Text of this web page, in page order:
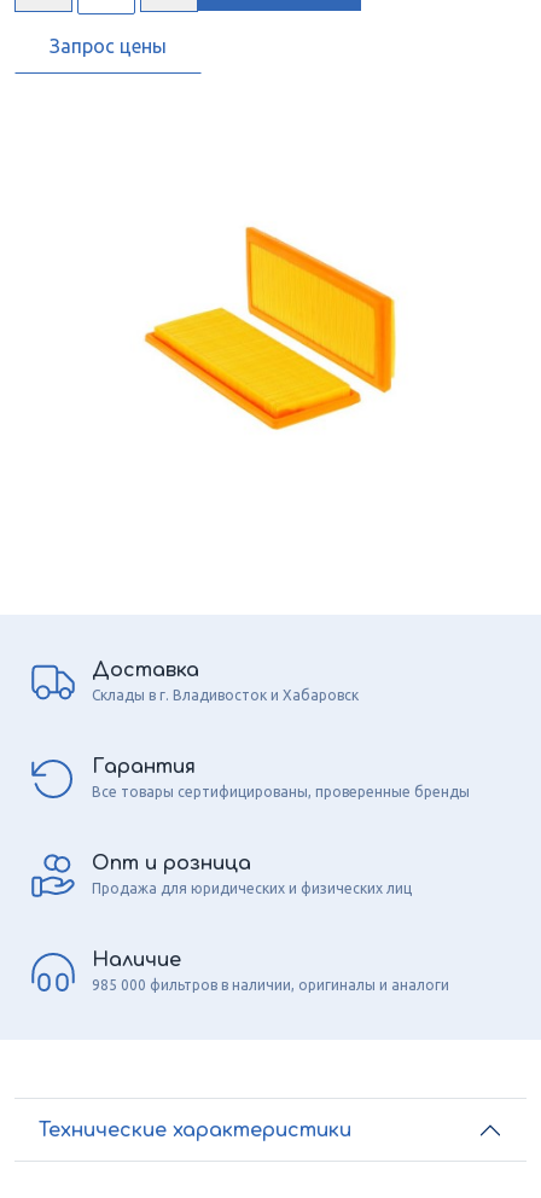
Запрос цены
Доставка
Склады в г. Владивосток и Хабаровск
Гарантия
Все товары сертифицированы, проверенные бренды
Опт и розница
Продажа для юридических и физических лиц
Наличие
985 000 фильтров в наличии, оригиналы и аналоги
Технические характеристики